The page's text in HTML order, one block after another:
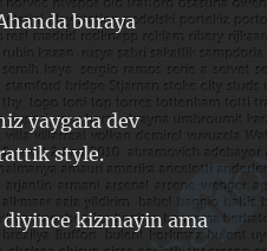
buraya
yaygara dev
style.
diyince kizmayin ama